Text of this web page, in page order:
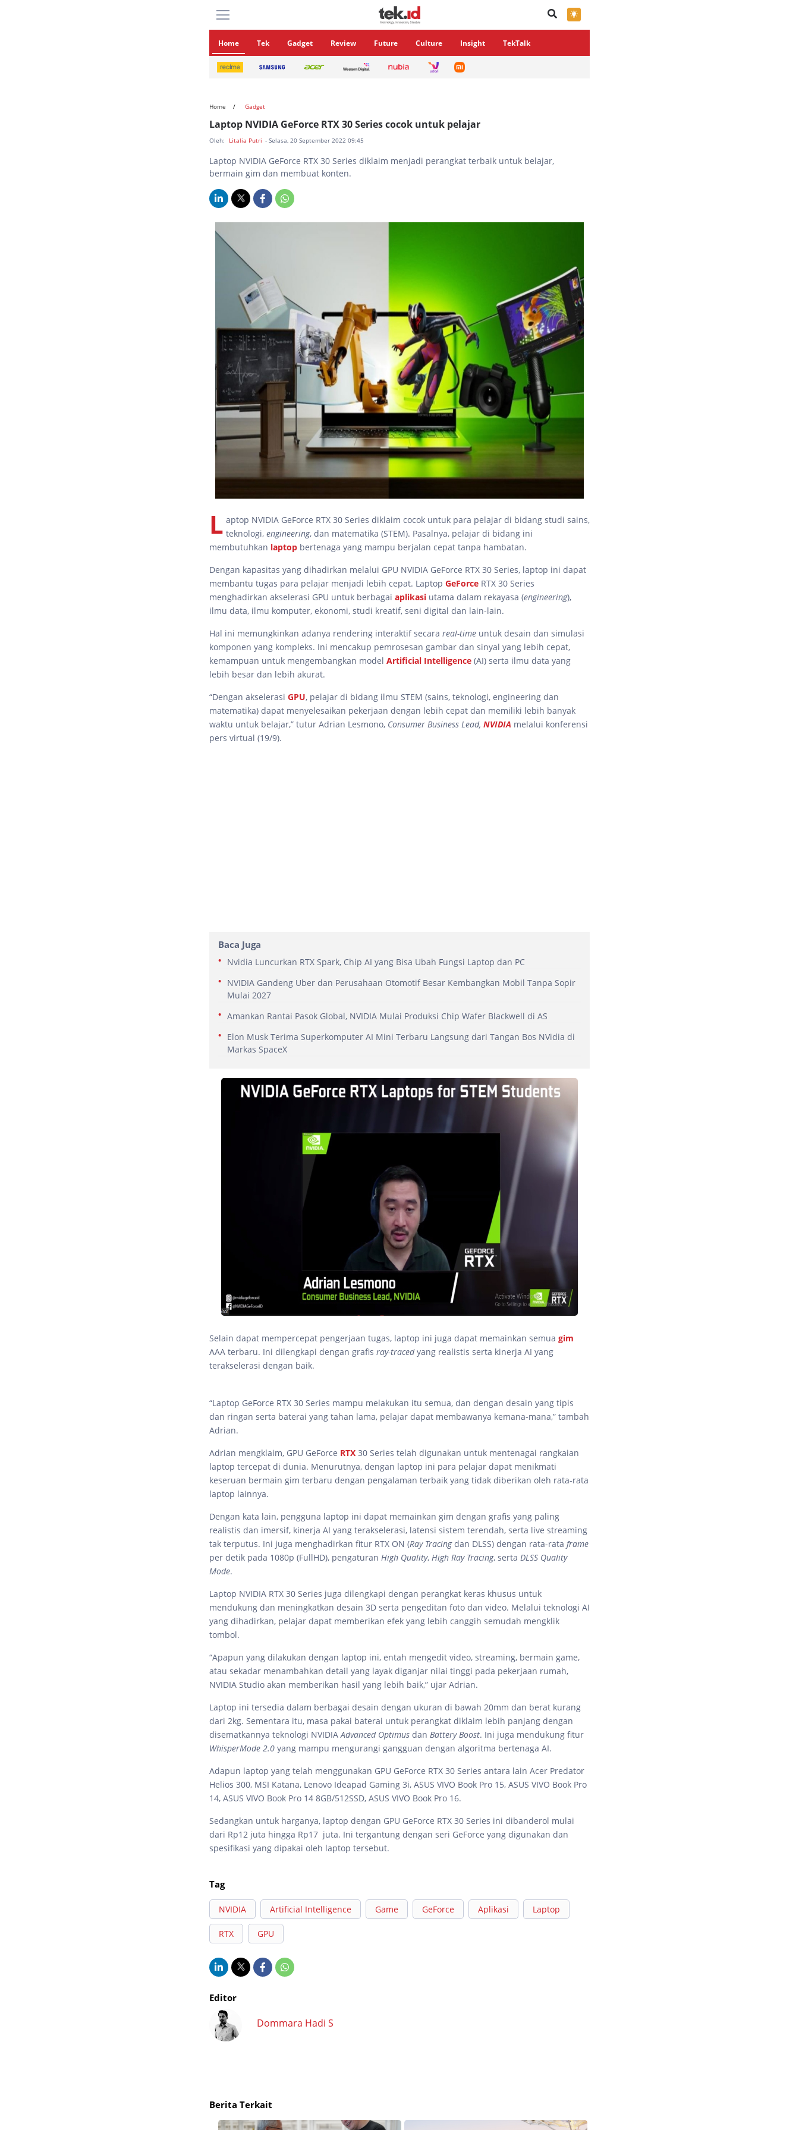
×
Home Tek Gadget Review Future Culture Insight TekTalk
Home Gadget
Laptop NVIDIA GeForce RTX 30 Series cocok untuk pelajar
Oleh: Litalia Putri - Selasa, 20 September 2022 09:45
Laptop NVIDIA GeForce RTX 30 Series diklaim menjadi perangkat terbaik untuk belajar,
bermain gim dan membuat konten.
L aptop NVIDIA GeForce RTX 30 Series diklaim cocok untuk para pelajar di bidang studi sains,
teknologi, engineering, dan matematika (STEM). Pasalnya, pelajar di bidang ini
membutuhkan laptop bertenaga yang mampu berjalan cepat tanpa hambatan.
Dengan kapasitas yang dihadirkan melalui GPU NVIDIA GeForce RTX 30 Series, laptop ini dapat
membantu tugas para pelajar menjadi lebih cepat. Laptop GeForce RTX 30 Series
menghadirkan akselerasi GPU untuk berbagai aplikasi utama dalam rekayasa (engineering),
ilmu data, ilmu komputer, ekonomi, studi kreatif, seni digital dan lain-lain.
Hal ini memungkinkan adanya rendering interaktif secara real-time untuk desain dan simulasi
komponen yang kompleks. Ini mencakup pemrosesan gambar dan sinyal yang lebih cepat,
kemampuan untuk mengembangkan model Artificial Intelligence (AI) serta ilmu data yang
lebih besar dan lebih akurat.
“Dengan akselerasi GPU, pelajar di bidang ilmu STEM (sains, teknologi, engineering dan
matematika) dapat menyelesaikan pekerjaan dengan lebih cepat dan memiliki lebih banyak
waktu untuk belajar,” tutur Adrian Lesmono, Consumer Business Lead, NVIDIA melalui konferensi
pers virtual (19/9).
Baca Juga
Nvidia Luncurkan RTX Spark, Chip AI yang Bisa Ubah Fungsi Laptop dan PC
NVIDIA Gandeng Uber dan Perusahaan Otomotif Besar Kembangkan Mobil Tanpa Sopir
Mulai 2027
Amankan Rantai Pasok Global, NVIDIA Mulai Produksi Chip Wafer Blackwell di AS
Elon Musk Terima Superkomputer AI Mini Terbaru Langsung dari Tangan Bos NVidia di
Markas SpaceX
Selain dapat mempercepat pengerjaan tugas, laptop ini juga dapat memainkan semua gim
AAA terbaru. Ini dilengkapi dengan grafis ray-tracedyang realistis serta kinerja AI yang
terakselerasi dengan baik.
“Laptop GeForce RTX 30 Series mampu melakukan itu semua, dan dengan desain yang tipis
dan ringan serta baterai yang tahan lama, pelajar dapat membawanya kemana-mana,” tambah
Adrian.
Adrian mengklaim, GPU GeForce RTX 30 Series telah digunakan untuk mentenagai rangkaian
laptop tercepat di dunia. Menurutnya, dengan laptop ini para pelajar dapat menikmati
keseruan bermain gim terbaru dengan pengalaman terbaik yang tidak diberikan oleh rata-rata
laptop lainnya.
Dengan kata lain, pengguna laptop ini dapat memainkan gim dengan grafis yang paling
realistis dan imersif, kinerja AI yang terakselerasi, latensi sistem terendah, serta live streaming
tak terputus. Ini juga menghadirkan fitur RTX ON (Ray Tracingdan DLSS) dengan rata-rata frame
per detik pada 1080p (FullHD), pengaturan High Quality, High Ray Tracing, serta DLSS Quality
Mode.
Laptop NVIDIA RTX 30 Series juga dilengkapi dengan perangkat keras khusus untuk
mendukung dan meningkatkan desain 3D serta pengeditan foto dan video. Melalui teknologi AI
yang dihadirkan, pelajar dapat memberikan efek yang lebih canggih semudah mengklik
tombol.
“Apapun yang dilakukan dengan laptop ini, entah mengedit video, streaming, bermain game,
atau sekadar menambahkan detail yang layak diganjar nilai tinggi pada pekerjaan rumah,
NVIDIA Studio akan memberikan hasil yang lebih baik,” ujar Adrian.
Laptop ini tersedia dalam berbagai desain dengan ukuran di bawah 20mm dan berat kurang
dari 2kg. Sementara itu, masa pakai baterai untuk perangkat diklaim lebih panjang dengan
disematkannya teknologi NVIDIAAdvanced Optimus dan Battery Boost. Ini juga mendukung fitur
WhisperMode 2.0 yang mampu mengurangi gangguan dengan algoritma bertenaga AI.
Adapun laptop yang telah menggunakan GPU GeForce RTX 30 Series antara lain Acer Predator
Helios 300, MSI Katana, Lenovo Ideapad Gaming 3i, ASUS VIVO Book Pro 15, ASUS VIVO Book Pro
14, ASUS VIVO Book Pro 14 8GB/512SSD, ASUS VIVO Book Pro 16.
Sedangkan untuk harganya, laptop dengan GPU GeForce RTX 30 Series ini dibanderol mulai
dari Rp12 juta hingga Rp17 juta. Ini tergantung dengan seri GeForce yang digunakan dan
spesifikasi yang dipakai oleh laptop tersebut.
Tag
NVIDIA Artificial Intelligence Game GeForce Aplikasi Laptop
RTX GPU
Editor
Dommara Hadi S
Berita Terkait